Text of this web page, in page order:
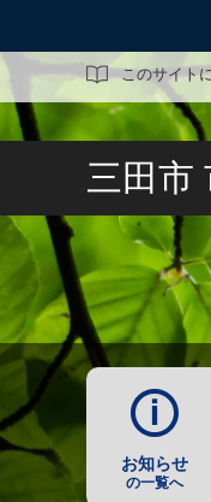
このサイト
サイト内検索
三田市
お知らせ
の一覧へ